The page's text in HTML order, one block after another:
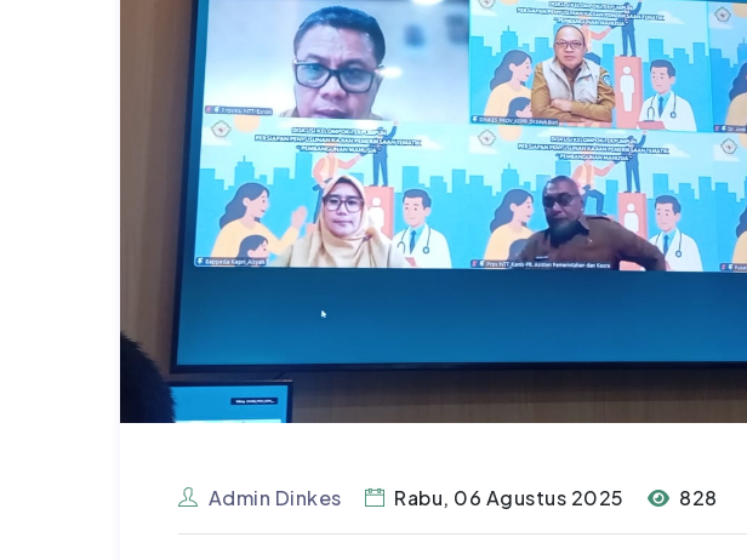
Admin Dinkes Rabu, 06 Agustus 2025 828